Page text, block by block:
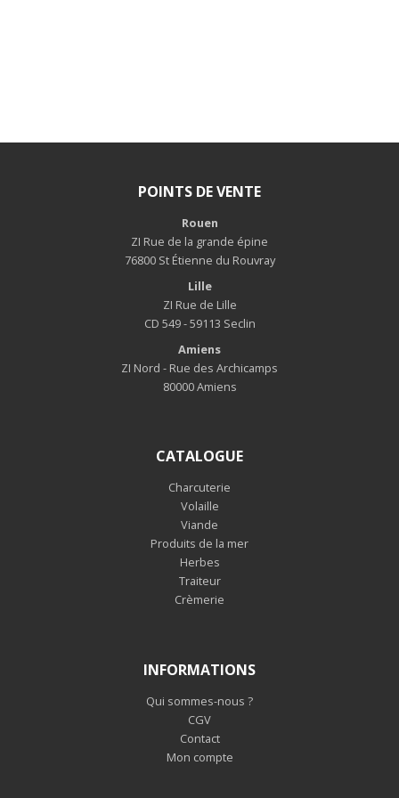
POINTS DE VENTE
Rouen
ZI Rue de la grande épine
76800 St Étienne du Rouvray
Lille
ZI Rue de Lille
CD 549 - 59113 Seclin
Amiens
ZI Nord - Rue des Archicamps
80000 Amiens
CATALOGUE
Charcuterie
Volaille
Viande
Produits de la mer
Herbes
Traiteur
Crèmerie
INFORMATIONS
Qui sommes-nous ?
CGV
Contact
Mon compte